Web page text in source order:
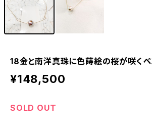
18金と南洋真珠に色蒔絵の桜が咲くペ
¥148,500
SOLD OUT